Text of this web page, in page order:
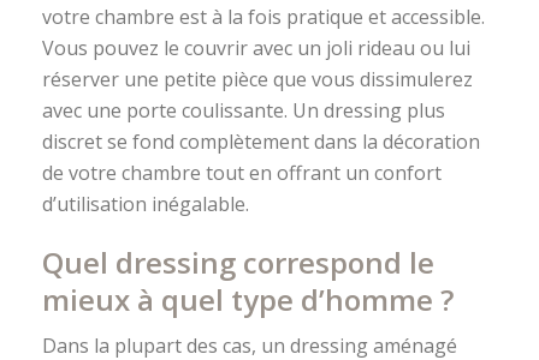
votre chambre est à la fois pratique et accessible.
Vous pouvez le couvrir avec un joli rideau ou lui
réserver une petite pièce que vous dissimulerez
avec une porte coulissante. Un dressing plus
discret se fond complètement dans la décoration
de votre chambre tout en offrant un confort
d’utilisation inégalable.
Quel dressing correspond le
mieux à quel type d’homme ?
Dans la plupart des cas, un dressing aménagé